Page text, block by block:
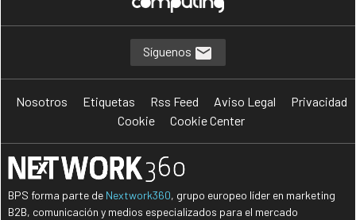
Síguenos
Nosotros Etiquetas Rss Feed Aviso Legal
Privacidad
Cookie
Cookie Center
BPS forma parte de Nextwork360, grupo europeo líder en marketing
B2B, comunicación y medios especializados para el mercado